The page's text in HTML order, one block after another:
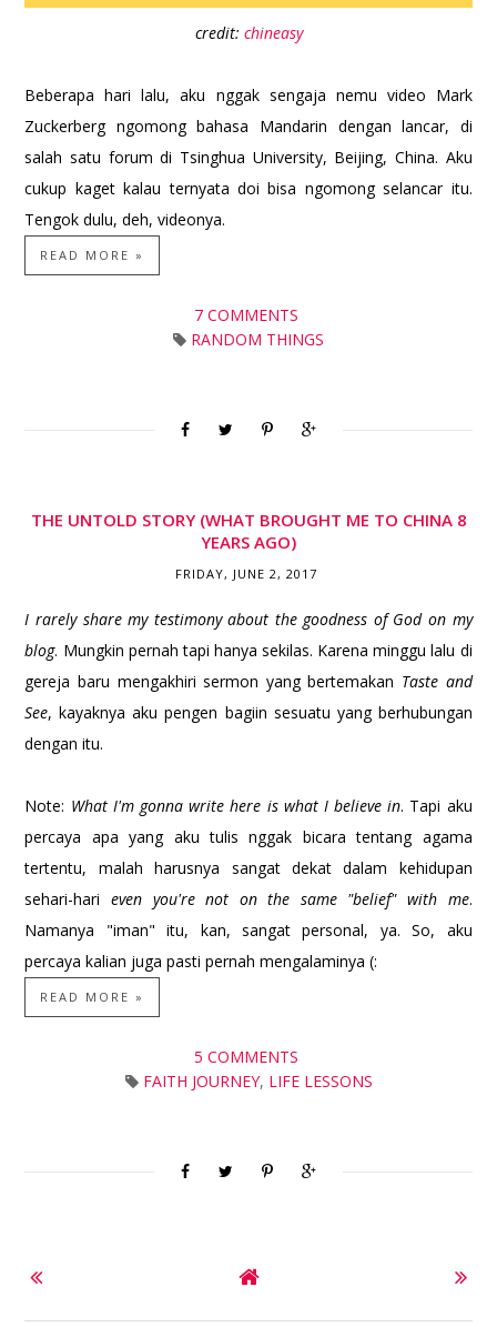
credit: chineasy
Beberapa hari lalu, aku nggak sengaja nemu video Mark
Zuckerberg ngomong bahasa Mandarin dengan lancar, di
salah satu forum di Tsinghua University, Beijing, China. Aku
cukup kaget kalau ternyata doi bisa ngomong selancar itu.
Tengok dulu, deh, videonya.
READ MORE »
7 COMMENTS
RANDOM THINGS
THE UNTOLD STORY (WHAT BROUGHT ME TO CHINA 8
YEARS AGO)
FRIDAY, JUNE 2, 2017
I rarely share my testimony about the goodness of God on my
blog. Mungkin pernah tapi hanya sekilas. Karena minggu lalu di
gereja baru mengakhiri sermon yang bertemakan Taste and
See, kayaknya aku pengen bagiin sesuatu yang berhubungan
dengan itu.
Note: What I'm gonna write here is what I believe in. Tapi aku
percaya apa yang aku tulis nggak bicara tentang agama
tertentu, malah harusnya sangat dekat dalam kehidupan
sehari-hari even you're not on the same "belief" with me.
Namanya "iman" itu, kan, sangat personal, ya. So, aku
percaya kalian juga pasti pernah mengalaminya (:
READ MORE »
5 COMMENTS
FAITH JOURNEY, LIFE LESSONS